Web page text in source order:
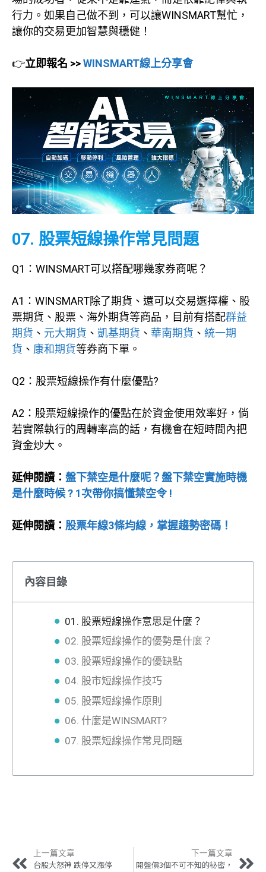
行力。如果自己做不到，可以讓WINSMART幫忙，
讓你的交易更加智慧與穩健！
👉立即報名 >>WINSMART線上分享會
07. 股票短線操作常見問題
Q1：WINSMART可以搭配哪幾家券商呢？
A1：WINSMART除了期貨、還可以交易選擇權、股
票期貨、股票、海外期貨等商品，目前有搭配群益
期貨 、 元大期貨 、 凱基期貨 、 華南期貨 、 統一期
貨 、 康和期貨等券商下單。
Q2：股票短線操作有什麼優點?
A2：股票短線操作的優點在於資金使用效率好，倘
若實際執行的周轉率高的話，有機會在短時間內把
資金炒大。
延伸閱讀： 盤下禁空是什麼呢？盤下禁空實施時機
是什麼時候 ? 1次帶你搞懂禁空令 !
延伸閱讀： 股票年線3條均線，掌握趨勢密碼！
內容目錄
01. 股票短線操作意思是什麼？
02. 股票短線操作的優勢是什麼？
03. 股票短線操作的優缺點
04. 股市短線操作技巧
05. 股票短線操作原則
06. 什麼是WINSMART?
07. 股票短線操作常見問題
上一篇文章
台股大怒神 跌停又漲停
下一篇文章
開盤價3個不可不知的秘密，